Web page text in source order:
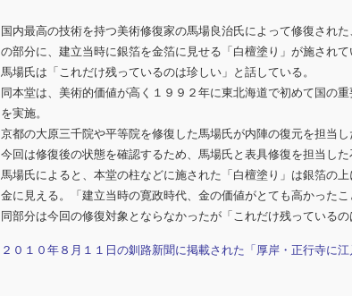
国内最高の技術を持つ美術修復家の馬場良治氏によって修復され
の部分に、建立当時に銀箔を金箔に見せる「白檀塗り」が施されて
馬場氏は「これだけ残っているのは珍しい」と話している。
同本堂は、美術的価値が高く１９９２年に東北海道で初めて国の
を実施。
京都の大原三千院や平等院を修復した馬場氏が内陣の復元を担当し
今回は修復後の状態を確認するため、馬場氏と表具修復を担当し
馬場氏によると、本堂の柱などに施された「白檀塗り」は銀箔の
金に見える。「建立当時の寛政時代、金の価値がとても高かった
同部分は今回の修復対象とならなかったが「これだけ残っている
２０１０年８月１１日の釧路新聞に掲載された「厚岸・正行寺に